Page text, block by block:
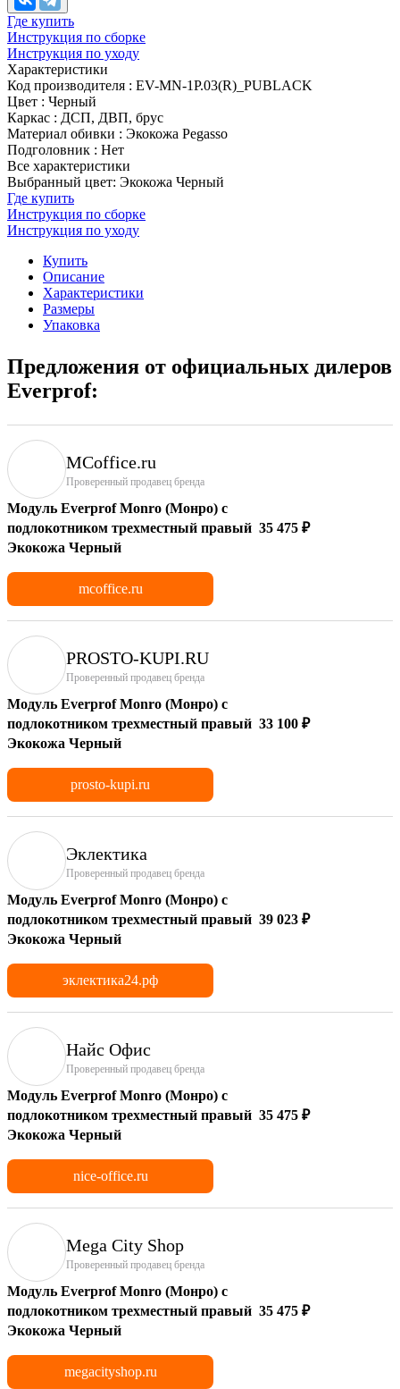
Где купить
Инструкция по сборке
Инструкция по уходу
Характеристики
Код производителя : EV-MN-1P.03(R)_PUBLACK
Цвет : Черный
Каркас : ДСП, ДВП, брус
Материал обивки : Экокожа Pegasso
Подголовник : Нет
Все характеристики
Выбранный цвет: Экокожа Черный
Где купить
Инструкция по сборке
Инструкция по уходу
Купить
Описание
Характеристики
Размеры
Упаковка
Предложения от официальных дилеров
Everprof:
MCoffice.ru
Проверенный продавец бренда
Модуль Everprof Monro (Монро) с
подлокотником трехместный правый
Экокожа Черный
35 475 ₽
mcoffice.ru
PROSTO-KUPI.RU
Проверенный продавец бренда
Модуль Everprof Monro (Монро) с
подлокотником трехместный правый
Экокожа Черный
33 100 ₽
prosto-kupi.ru
Эклектика
Проверенный продавец бренда
Модуль Everprof Monro (Монро) с
подлокотником трехместный правый
Экокожа Черный
39 023 ₽
эклектика24.рф
Найс Офис
Проверенный продавец бренда
Модуль Everprof Monro (Монро) с
подлокотником трехместный правый
Экокожа Черный
35 475 ₽
nice-office.ru
Mega City Shop
Проверенный продавец бренда
Модуль Everprof Monro (Монро) с
подлокотником трехместный правый
Экокожа Черный
35 475 ₽
megacityshop.ru